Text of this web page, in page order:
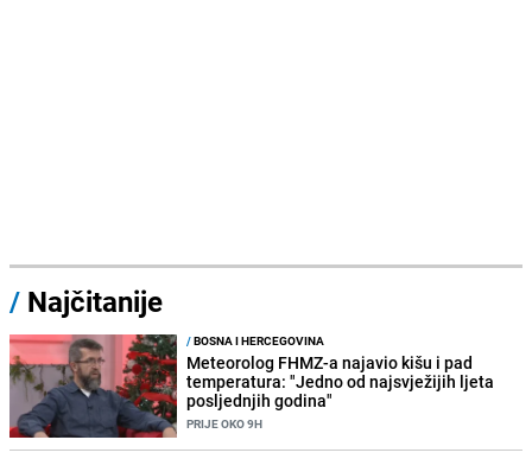
/ Najčitanije
/BOSNA I HERCEGOVINA
Meteorolog FHMZ-a najavio kišu i pad
temperatura: "Jedno od najsvježijih ljeta
posljednjih godina"
PRIJE OKO 9H